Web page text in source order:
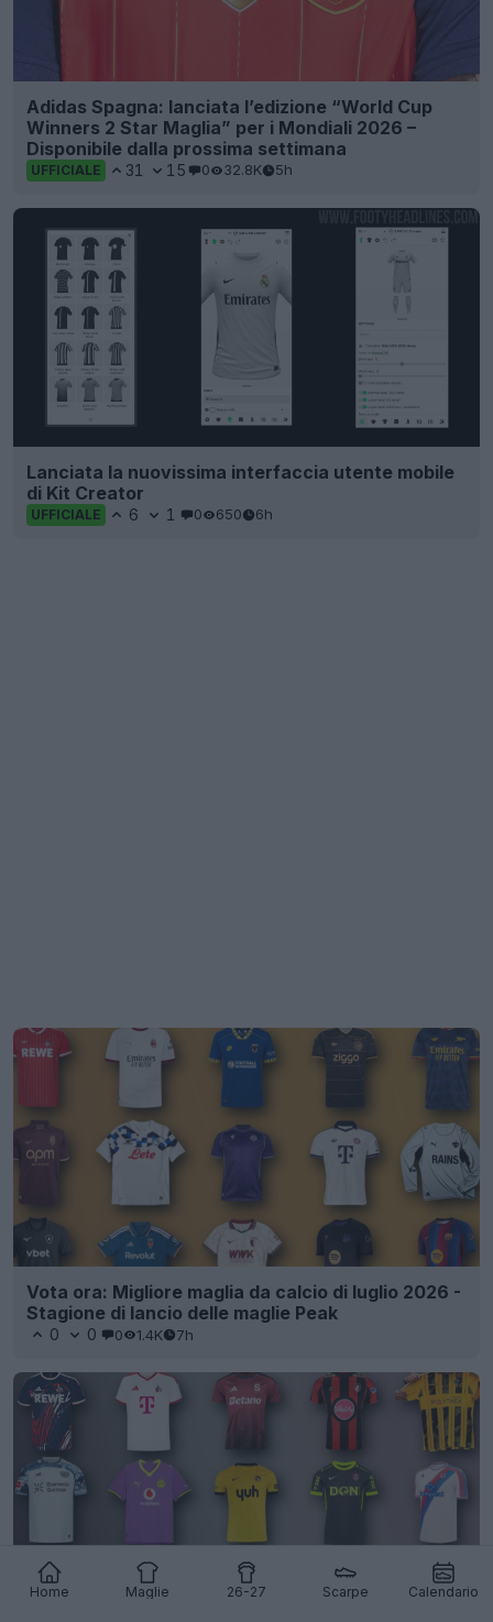
Home Maglie 26-27 Scarpe Calendario
Adidas Spagna: lanciata l’edizione “World Cup
Winners 2 Star Maglia” per i Mondiali 2026 –
Disponibile dalla prossima settimana
UFFICIALE 31 15 0 32.8K 5h
Lanciata la nuovissima interfaccia utente mobile
di Kit Creator
UFFICIALE 6 1 0 650 6h
Vota ora: Migliore maglia da calcio di luglio 2026 -
Stagione di lancio delle maglie Peak
0 0 0 1.4K 7h